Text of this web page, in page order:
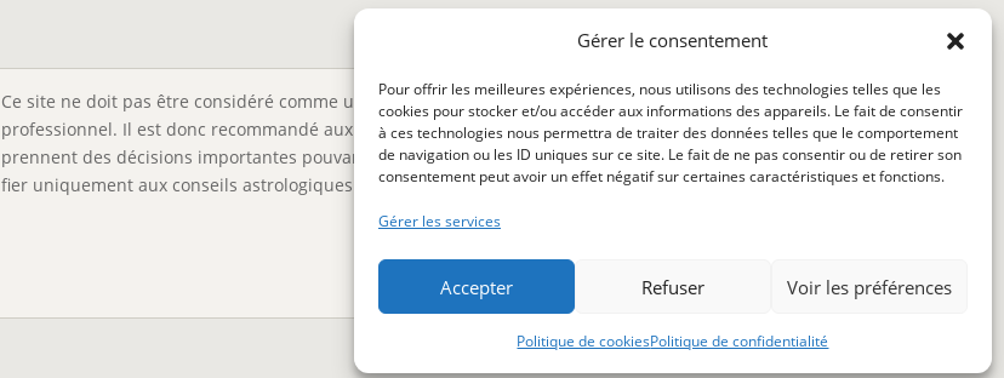
Gérer le consentement
Pour offrir les meilleures expériences, nous utilisons des technologies telles que les
cookies pour stocker et/ou accéder aux informations des appareils. Le fait de consentir
à ces technologies nous permettra de traiter des données telles que le comportement
de navigation ou les ID uniques sur ce site. Le fait de ne pas consentir ou de retirer son
consentement peut avoir un effet négatif sur certaines caractéristiques et fonctions.
Gérer les services
Accepter Refuser Voir les préférences
Politique de cookiesPolitique de confidentialité
Ce site ne doit pas être considéré comme un substitut à un avis médical ou à l'expertise d'un
professionnel. Il est donc recommandé aux visiteurs de faire preuve de prudence lorsqu'ils
prennent des décisions importantes pouvant affecter leur santé ou leur bien-être et de ne pas se
fier uniquement aux conseils astrologiques pour orienter leur réflexion.